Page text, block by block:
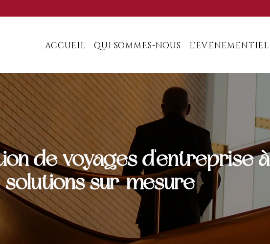
ACCUEIL QUI SOMMES-NOUS L'EVENEMENTIEL
de voyages d'entreprise à
sur-mesure